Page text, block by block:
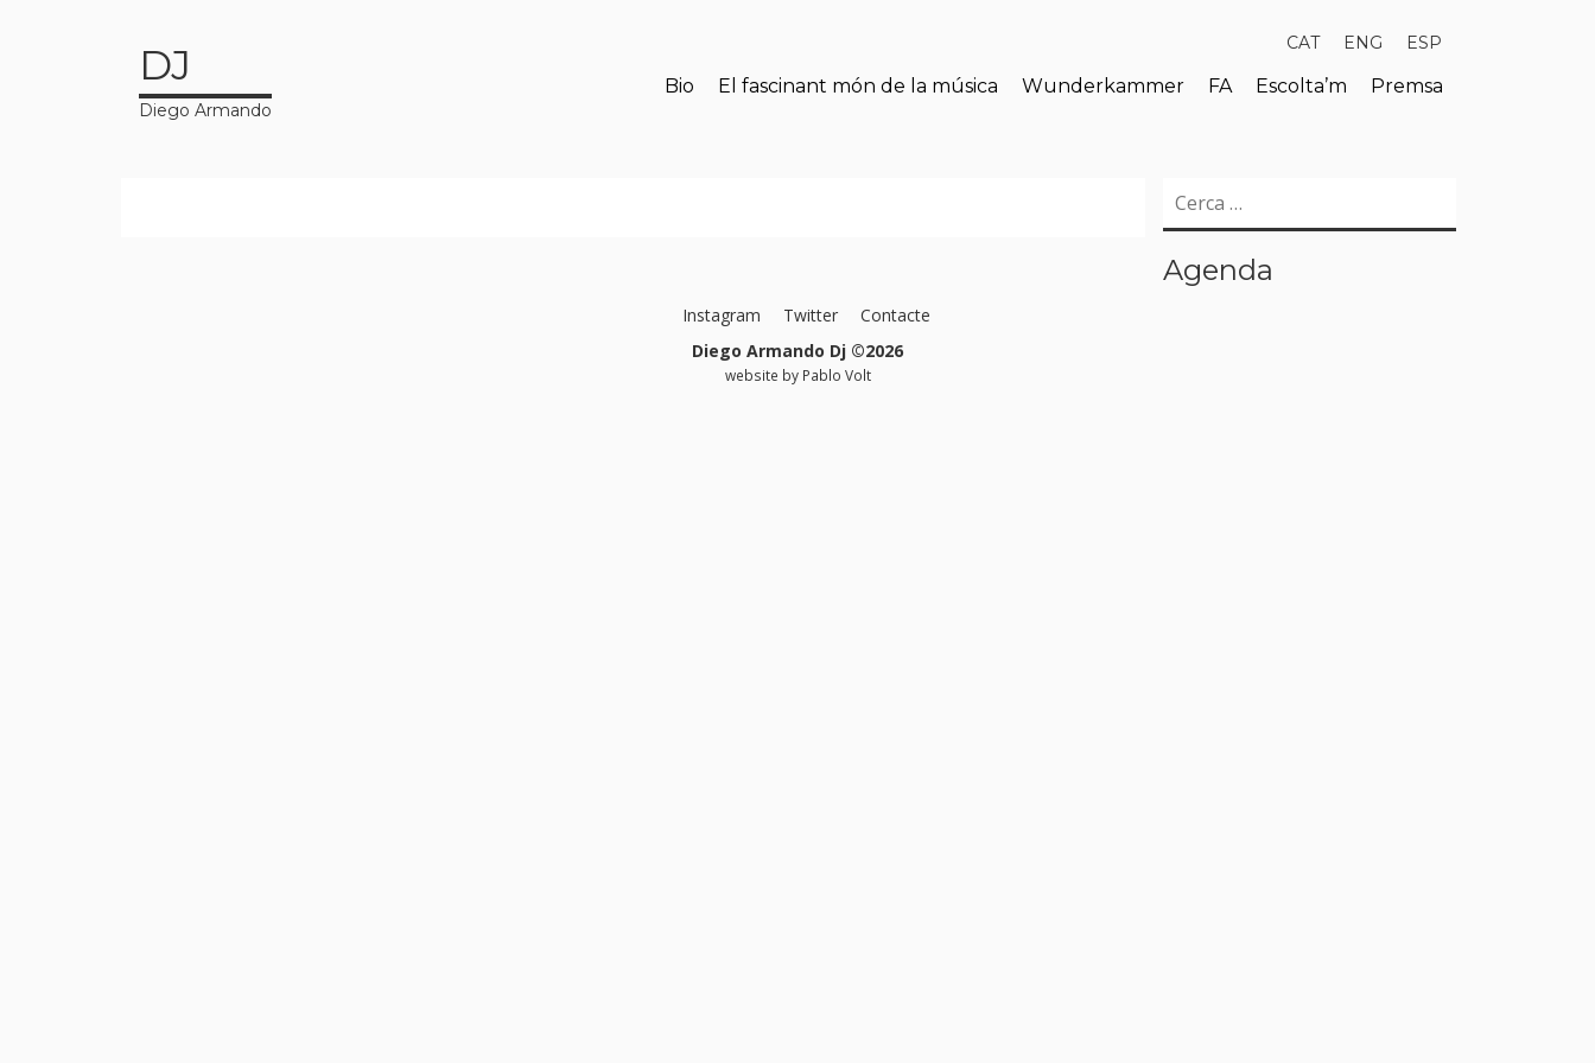
CAT ENG ESP
DJ
Diego Armando
Bio El fascinant món de la música Wunderkammer FA Escolta’m Premsa
Cerca:
Agenda
Instagram Twitter
Contacte
Diego Armando Dj ©2026
website by Pablo Volt